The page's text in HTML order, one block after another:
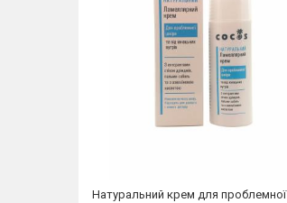
Натуральний крем для проблемної